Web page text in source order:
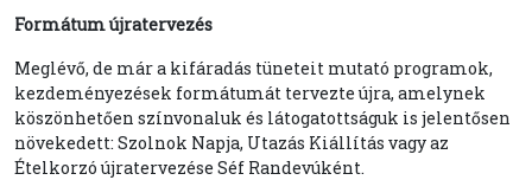
Formátum újratervezés
Meglévő, de már a kifáradás tüneteit mutató programok,
kezdeményezések formátumát tervezte újra, amelynek
köszönhetően színvonaluk és látogatottságuk is jelentősen
növekedett: Szolnok Napja, Utazás Kiállítás vagy az
Ételkorzó újratervezése Séf Randevúként.